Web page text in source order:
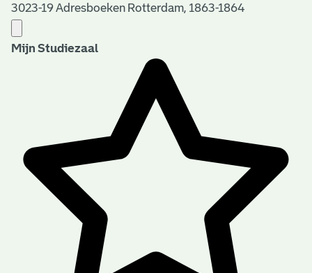
3023-19 Adresboeken Rotterdam, 1863-1864
Mijn Studiezaal